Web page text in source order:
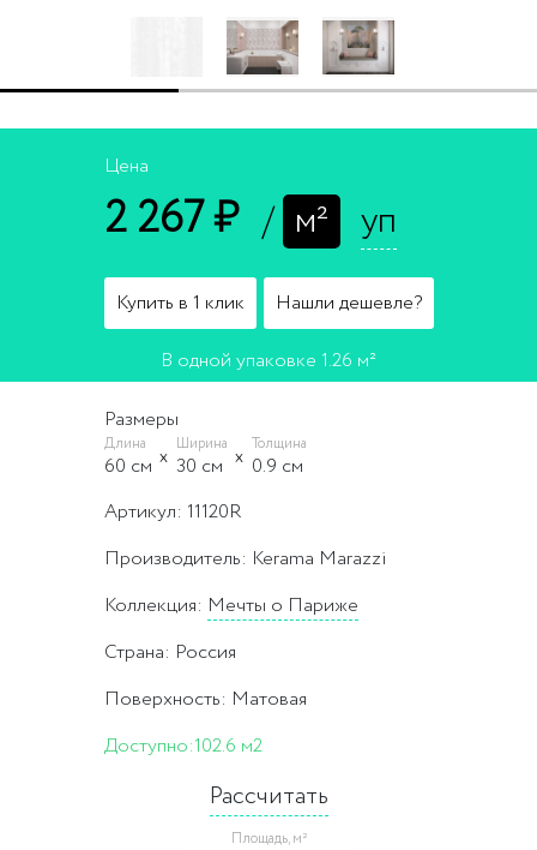
Цена
2 267 ₽ / м² уп
Купить в 1 клик Нашли дешевле?
В одной упаковке 1.26 м²
Размеры
Длина
60 cм
Ширина
30 cм
Толщина
0.9 cм
Артикул: 11120R
Производитель: Kerama Marazzi
Коллекция: Мечты о Париже
Страна: Россия
Поверхность: Матовая
Доступно:102.6 м2
Рассчитать
Площадь, м²